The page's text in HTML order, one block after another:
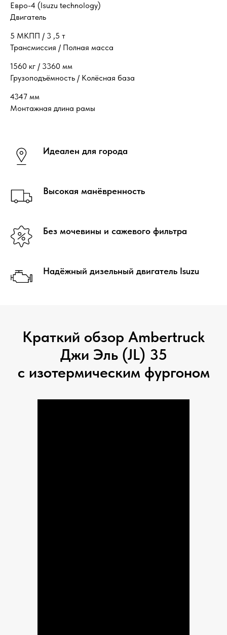
Евро-4 (Isuzu technology)
Двигатель
5 МКПП / 3 ,5 т
Трансмиссия / Полная масса
1560 кг / 3360 мм
Грузоподъёмность / Колёсная база
4347 мм
Монтажная длина рамы
Идеален для города
Высокая манёвренность
Без мочевины и сажевого фильтра
Надёжный дизельный двигатель Isuzu
Краткий обзор Ambertruck
Джи Эль (JL) 35
с изотермическим фургоном